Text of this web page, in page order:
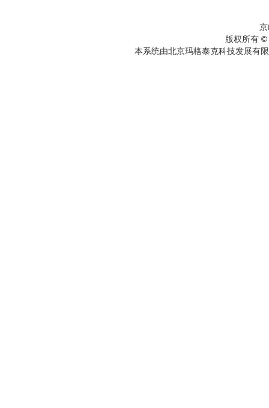
京
版权所有 ©
本系统由北京玛格泰克科技发展有